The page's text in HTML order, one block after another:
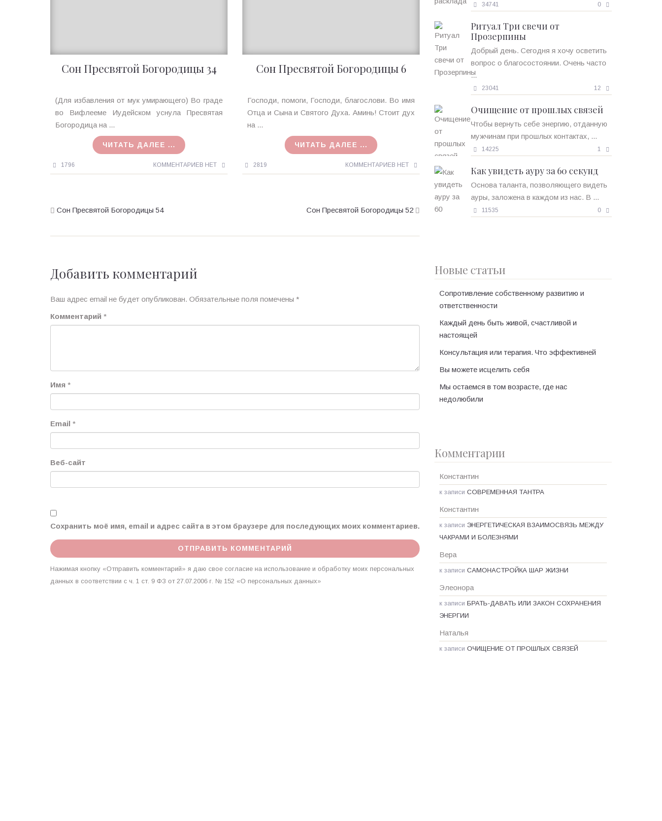
Сон Пресвятой Богородицы 34
Ирина
MagicTantra
18.07.2015
(Для избавления от мук умирающего) Во граде
во Вифлееме Иудейском уснула Пресвятая
Богородица на ...
ЧИТАТЬ ДАЛЕЕ ...
1796 КОММЕНТАРИЕВ НЕТ
Сон Пресвятой Богородицы 6
Ирина
MagicTantra
Господи, помоги, Господи, благослови. Во имя
Отца и Сына и Святого Духа. Аминь! Стоит дух
на ...
ЧИТАТЬ ДАЛЕЕ ...
2819 КОММЕНТАРИЕВ НЕТ
Сон Пресвятой Богородицы 54 Сон Пресвятой Богородицы 52
Добавить комментарий
Ваш адрес email не будет опубликован. Обязательные поля помечены *
Комментарий *
Имя *
Email *
Веб-сайт
Сохранить моё имя, email и адрес сайта в этом браузере для последующих моих комментариев.
Нажимая кнопку «Отправить комментарий» я даю свое согласие на использование и обработку моих персональных
данных в соответствии с ч. 1 ст. 9 ФЗ от 27.07.2006 г. № 152 «О персональных данных»
34741 0
Ритуал Три свечи от
Прозерпины
Добрый день. Сегодня я хочу осветить
вопрос о благосостоянии. Очень часто
...
23041 12
Очищение от прошлых связей
Чтобы вернуть себе энергию, отданную
мужчинам при прошлых контактах, ...
14225 1
Как увидеть ауру за 60 секунд
Основа таланта, позволяющего видеть
ауры, заложена в каждом из нас. В ...
11535 0
Новые статьи
Сопротивление собственному развитию и
ответственности
Каждый день быть живой, счастливой и
настоящей
Консультация или терапия. Что эффективней
Вы можете исцелить себя
Мы остаемся в том возрасте, где нас
недолюбили
Комментарии
Константин
к записи СОВРЕМЕННАЯ ТАНТРА
Константин
к записи ЭНЕРГЕТИЧЕСКАЯ ВЗАИМОСВЯЗЬ МЕЖДУ
ЧАКРАМИ И БОЛЕЗНЯМИ
Вера
к записи САМОНАСТРОЙКА ШАР ЖИЗНИ
Элеонора
к записи БРАТЬ-ДАВАТЬ ИЛИ ЗАКОН СОХРАНЕНИЯ
ЭНЕРГИИ
Наталья
к записи ОЧИЩЕНИЕ ОТ ПРОШЛЫХ СВЯЗЕЙ